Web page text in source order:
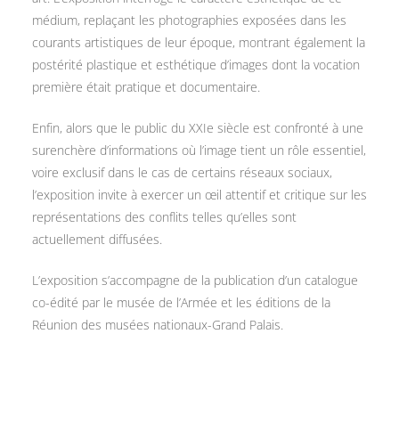
médium, replaçant les photographies exposées dans les
courants artistiques de leur époque, montrant également la
postérité plastique et esthétique d’images dont la vocation
première était pratique et documentaire.
Enfin, alors que le public du XXIe siècle est confronté à une
surenchère d’informations où l’image tient un rôle essentiel,
voire exclusif dans le cas de certains réseaux sociaux,
l’exposition invite à exercer un œil attentif et critique sur les
représentations des conflits telles qu’elles sont
actuellement diffusées.
L’exposition s’accompagne de la publication d’un catalogue
co-édité par le musée de l’Armée et les éditions de la
Réunion des musées nationaux-Grand Palais.